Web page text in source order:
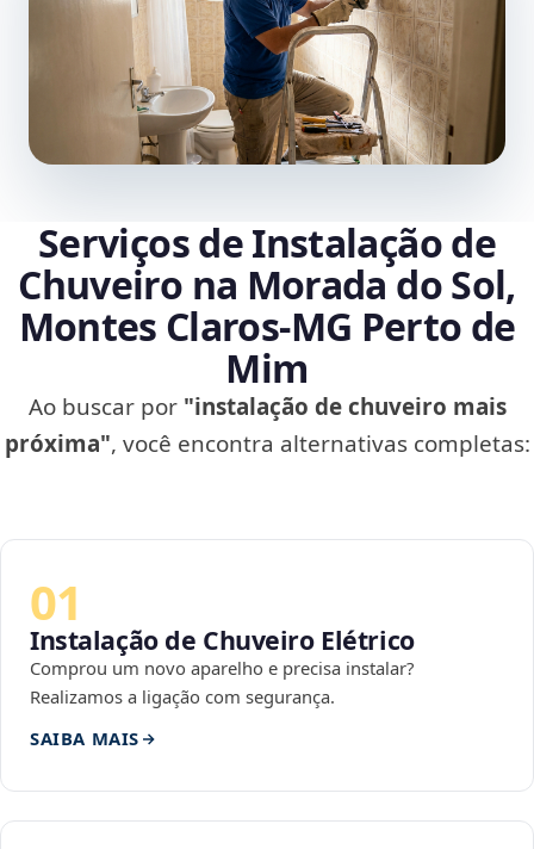
Serviços de Instalação de
Chuveiro na Morada do Sol,
Montes Claros‑MG Perto de
Mim
Ao buscar por "instalação de chuveiro mais
próxima", você encontra alternativas completas:
01
Instalação de Chuveiro Elétrico
Comprou um novo aparelho e precisa instalar?
Realizamos a ligação com segurança.
SAIBA MAIS